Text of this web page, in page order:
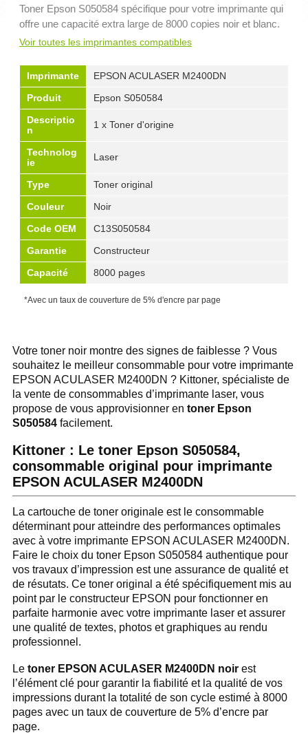
Toner Epson S050584 spécifique pour votre imprimante qui
offre une capacité extra large de 8000 copies noir et blanc.
Voir toutes les imprimantes compatibles
Imprimante
EPSON ACULASER M2400DN
Produit
Epson S050584
Descriptio
n
1 x Toner d'origine
Technolog
ie
Laser
Type
Toner original
Couleur
Noir
Code OEM
C13S050584
Garantie
Constructeur
Capacité
8000 pages
*Avec un taux de couverture de 5% d'encre par page
Votre toner noir montre des signes de faiblesse ? Vous
souhaitez le meilleur consommable pour votre imprimante
EPSON ACULASER M2400DN ? Kittoner, spécialiste de
la vente de consommables d’imprimante laser, vous
propose de vous approvisionner en toner Epson
S050584 facilement.
Kittoner : Le toner Epson S050584,
consommable original pour imprimante
EPSON ACULASER M2400DN
La cartouche de toner originale est le consommable
déterminant pour atteindre des performances optimales
avec à votre imprimante EPSON ACULASER M2400DN.
Faire le choix du toner Epson S050584 authentique pour
vos travaux d’impression est une assurance de qualité et
de résutats. Ce toner original a été spécifiquement mis au
point par le constructeur EPSON pour fonctionner en
parfaite harmonie avec votre imprimante laser et assurer
une qualité de textes, photos et graphiques au rendu
professionnel.
Le toner EPSON ACULASER M2400DN noir est
l’élément clé pour garantir la fiabilité et la qualité de vos
impressions durant la totalité de son cycle estimé à 8000
pages avec un taux de couverture de 5% d’encre par
page.